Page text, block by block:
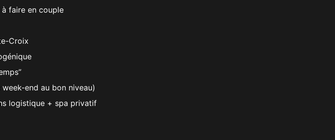
à faire en couple
Croix
end au bon niveau)
logistique + spa privatif